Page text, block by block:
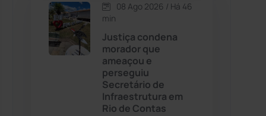
Caturama
Chapada Diamantina
08 Ago 2026 / Há 46
min
Justiça condena
morador que
ameaçou e
perseguiu
Secretário de
Infraestrutura em
Rio de Contas